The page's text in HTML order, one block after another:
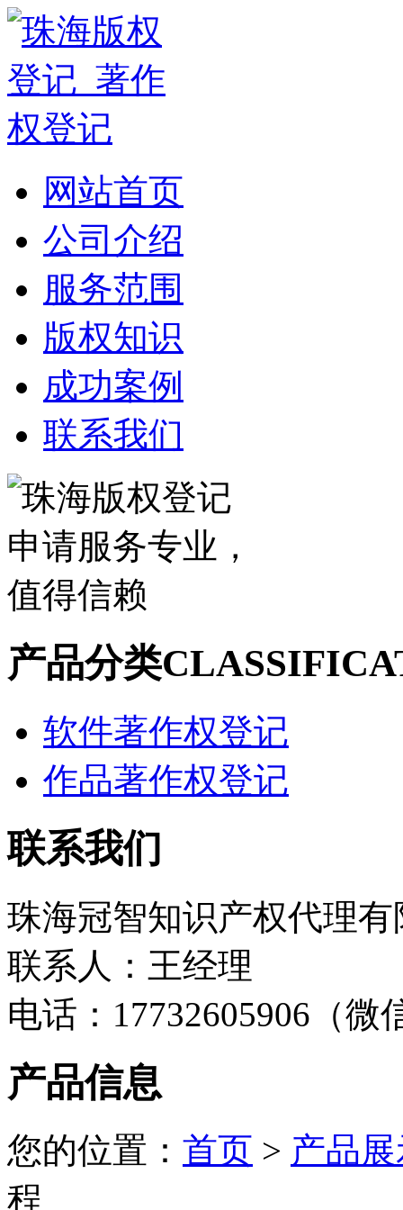
网站首页
公司介绍
服务范围
版权知识
成功案例
联系我们
产品分类
软件著作权登记
作品著作权登记
联系我们
珠海冠智知识产权代理有
联系人：王经理
电话：17732605906（微
产品信息
您的位置： 首页 > 产品
程